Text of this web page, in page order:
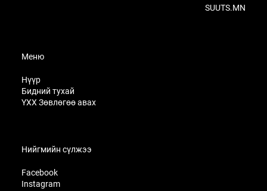
SUUTS.MN
Меню
Нүүр
Бидний тухай
ҮХХ Зөвлөгөө авах
Нийгмийн сүлжээ
Facebook
Instagram